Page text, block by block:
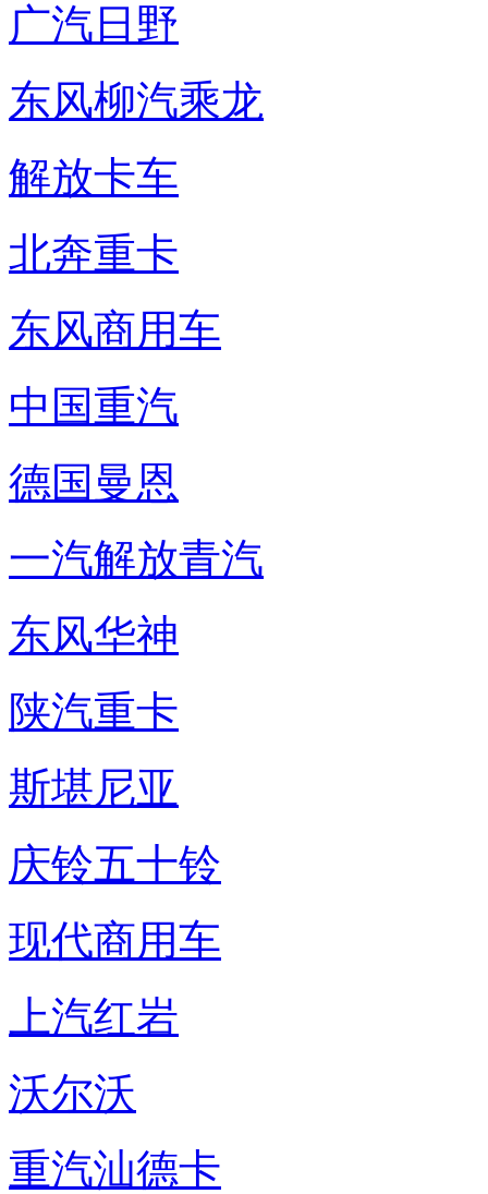
广汽日野
东风柳汽乘龙
解放卡车
北奔重卡
东风商用车
中国重汽
德国曼恩
一汽解放青汽
东风华神
陕汽重卡
斯堪尼亚
庆铃五十铃
现代商用车
上汽红岩
沃尔沃
重汽汕德卡